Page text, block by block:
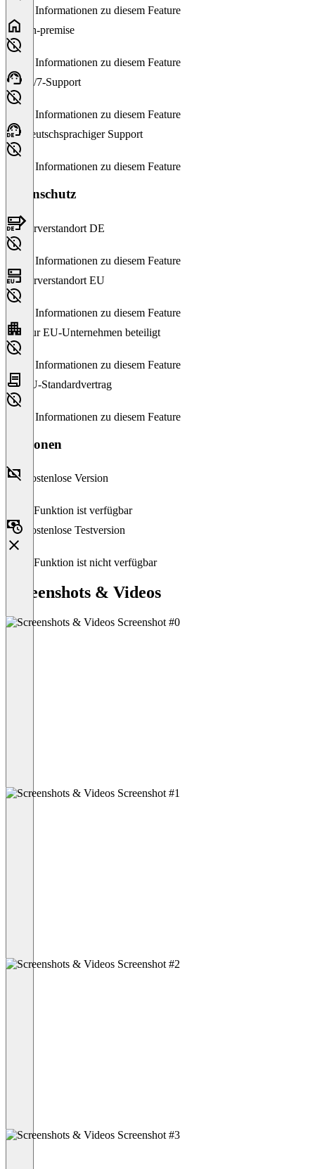
Keine Informationen zu diesem Feature
On-premise
Keine Informationen zu diesem Feature
24/7-Support
Keine Informationen zu diesem Feature
Deutschsprachiger Support
Keine Informationen zu diesem Feature
Datenschutz
Serverstandort DE
Keine Informationen zu diesem Feature
Serverstandort EU
Keine Informationen zu diesem Feature
Nur EU-Unternehmen beteiligt
Keine Informationen zu diesem Feature
EU-Standardvertrag
Keine Informationen zu diesem Feature
Versionen
Kostenlose Version
Diese Funktion ist verfügbar
Kostenlose Testversion
Diese Funktion ist nicht verfügbar
Screenshots & Videos